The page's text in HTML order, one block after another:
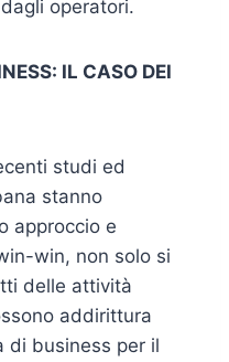
operatori.
IL CASO DEI
studi ed
stanno
approccio e
win, non solo si
delle attività
addirittura
di business per il